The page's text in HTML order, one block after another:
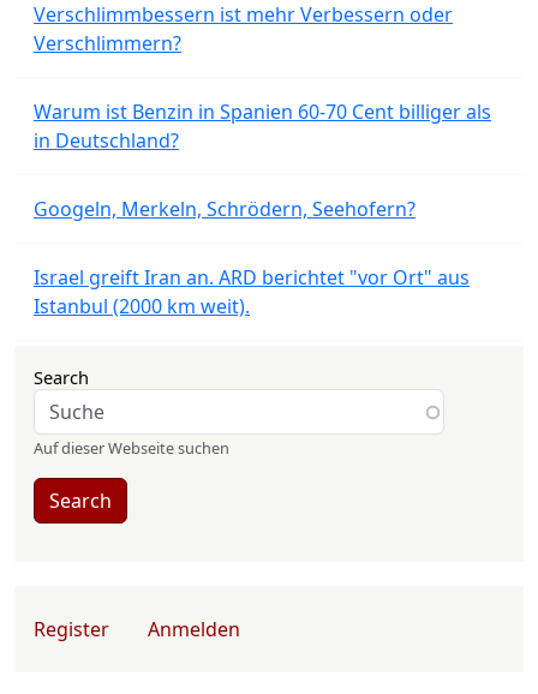
Verschlimmbessern ist mehr Verbessern oder
Verschlimmern?
Warum ist Benzin in Spanien 60-70 Cent billiger als
in Deutschland?
Googeln, Merkeln, Schrödern, Seehofern?
Israel greift Iran an. ARD berichtet "vor Ort" aus
Istanbul (2000 km weit).
Search
Auf dieser Webseite suchen
Search
User account menu
Register Anmelden